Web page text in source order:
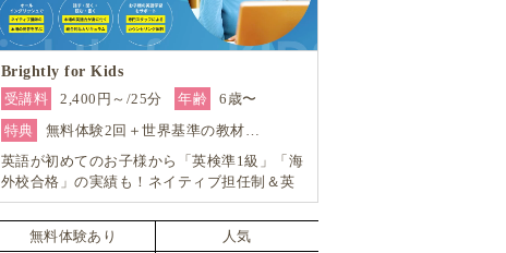
Brightly for Kids
受講料
2,400円～/25分 年齢
6歳〜
特典
無料体験2回＋世界基準の教材…
英語が初めてのお子様から「英検準1級」「海
外校合格」の実績も！ネイティブ担任制＆英
検対策も強く帰国子女対応も可能―小学生か
らの4技能本格英会話『Brightly for Kids｜ブ
ライトリー』
無料体験あり
人気